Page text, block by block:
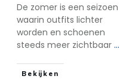
De zomer is een seizoen
waarin outfits lichter
worden en schoenen
steeds meer zichtbaar ...
Bekijken